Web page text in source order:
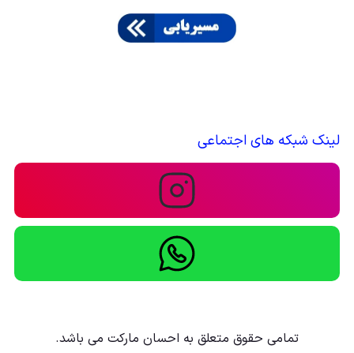
لینک شبکه های اجتماعی
تمامی حقوق متعلق به احسان مارکت می باشد.